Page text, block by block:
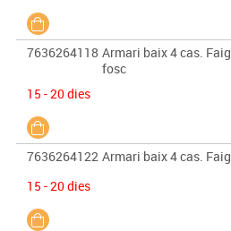
7636264118 Armari baix 4 cas.
fosc
15 - 20 dies
7636264122 Armari baix 4 cas.
15 - 20 dies